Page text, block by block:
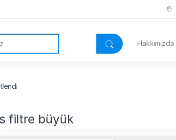
Hakkımızda
filtre büyük